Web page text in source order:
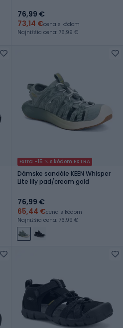
76,99 €
73,14 €cena s kódom
Najnižšia cena: 76,99 €
Extra -15 % s kódom EXTRA
Dámske sandále KEEN Whisper
Lite lily pad/cream gold
76,99 €
65,44 €cena s kódom
Najnižšia cena: 76,99 €